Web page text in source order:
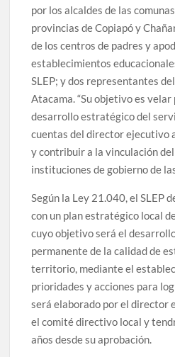
por los alcaldes de las
provincias de Copiapó y
de los centros de padres y
establecimientos
SLEP; y dos representantes
Atacama. “Su objetivo es velar
desarrollo estratégico del
cuentas del director ejecutivo
y contribuir a la vinculación
instituciones de gobierno de
Según la Ley 21.040, el SLEP
con un plan estratégico local
cuyo objetivo será el
permanente de la calidad de
territorio, mediante el
prioridades y acciones para
será elaborado por el director
el comité directivo local y
años desde su aprobación.